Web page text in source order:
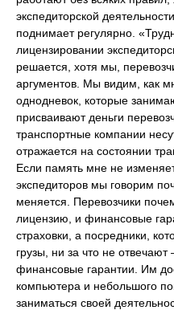
экспедиторской
поднимает регулярно.
лицензировании
решается, хотя мы,
аргументов. Мы видим, как
однодневок, которые
присваивают деньги
транспортные компании
отражается на состоянии
Если память мне не
экспедиторов мы говорим
меняется. Перевозчики
лицензию, и финансовые
страховки, а посредники,
грузы, ни за что не
финансовые гарантии. Им
компьютера и небольшого
заниматься своей